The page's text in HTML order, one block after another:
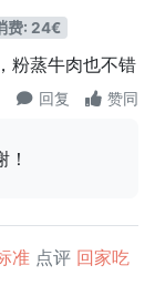
费: 24€
粉蒸牛肉也不错
回复 赞同
！
准 点评 回家吃